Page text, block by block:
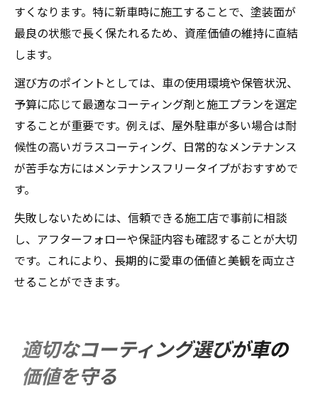
すくなります。特に新車時に施工することで、塗装面が
最良の状態で長く保たれるため、資産価値の維持に直結
します。
選び方のポイントとしては、車の使用環境や保管状況、
予算に応じて最適なコーティング剤と施工プランを選定
することが重要です。例えば、屋外駐車が多い場合は耐
候性の高いガラスコーティング、日常的なメンテナンス
が苦手な方にはメンテナンスフリータイプがおすすめで
す。
失敗しないためには、信頼できる施工店で事前に相談
し、アフターフォローや保証内容も確認することが大切
です。これにより、長期的に愛車の価値と美観を両立さ
せることができます。
適切なコーティング選びが車の
価値を守る